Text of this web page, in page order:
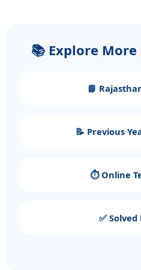
📚 Explore
📘
📝 Previous
⏱️ Online
✅